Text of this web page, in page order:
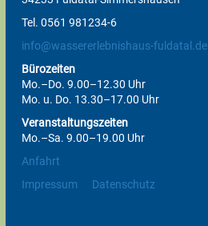
Tel. 0561 981234-6
info@wassererlebnishaus-fuldatal.de
Bürozeiten
Mo.–Do. 9.00–12.30 Uhr
Mo. u. Do. 13.30–17.00 Uhr
Veranstaltungszeiten
Mo.–Sa. 9.00–19.00 Uhr
Anfahrt
Impressum
Datenschutz